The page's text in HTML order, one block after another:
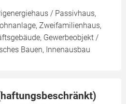
/ Passivhaus,
Zweifamilienhaus,
Gewerbeobjekt /
Bauen, Innenausbau